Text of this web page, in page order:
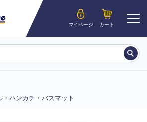
マイページ カート
・ハンカチ・バスマット
様
マイページ